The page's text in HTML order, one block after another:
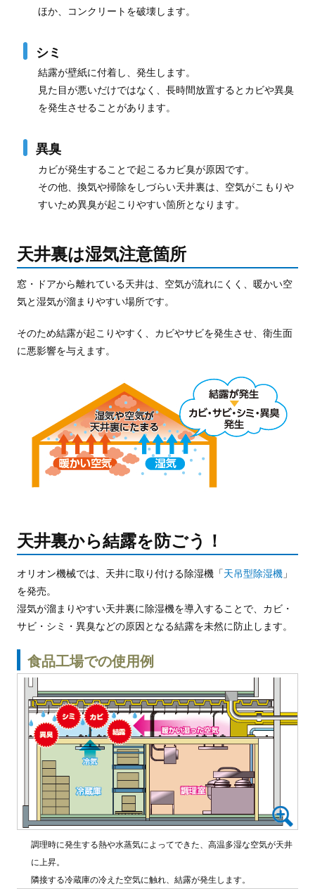
ほか、コンクリートを破壊します。
シミ
結露が壁紙に付着し、発生します。
見た目が悪いだけではなく、長時間放置するとカビや異臭
を発生させることがあります。
異臭
カビが発生することで起こるカビ臭が原因です。
その他、換気や掃除をしづらい天井裏は、空気がこもりや
すいため異臭が起こりやすい箇所となります。
天井裏は湿気注意箇所
窓・ドアから離れている天井は、空気が流れにくく、暖かい空
気と湿気が溜まりやすい場所です。
そのため結露が起こりやすく、カビやサビを発生させ、衛生面
に悪影響を与えます。
天井裏から結露を防ごう！
オリオン機械では、天井に取り付ける除湿機「天吊型除湿機 」
を発売。
湿気が溜まりやすい天井裏に除湿機を導入することで、カビ・
サビ・シミ・異臭などの原因となる結露を未然に防止します。
食品工場での使用例
調理時に発生する熱や水蒸気によってできた、高温多湿な空気が天井
に上昇。
隣接する冷蔵庫の冷えた空気に触れ、結露が発生します。